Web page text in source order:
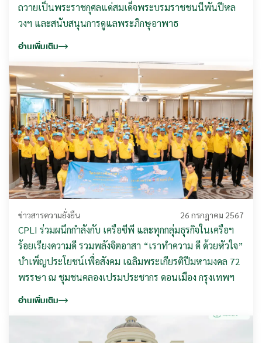
ถวายเป็นพระราชกุศลแด่สมเด็จพระบรมราชชนนีพันปีหล
วงฯ และสนับสนุนการดูแลพระภิกษุอาพาธ
อ่านเพิ่มเติม
ข่าวสารความยั่งยืน 26 กรกฎาคม 2567
CPLI ร่วมผนึกกำลังกับ เครือซีพี และทุกกลุ่มธุรกิจในเครือฯ
ร้อยเรียงความดี รวมพลังจิตอาสา “เราทำความ ดี ด้วยหัวใจ”
บำเพ็ญประโยชน์เพื่อสังคม เฉลิมพระเกียรติปีมหามงคล 72
พรรษา ณ ชุมชนคลองเปรมประชากร ดอนเมือง กรุงเทพฯ
อ่านเพิ่มเติม